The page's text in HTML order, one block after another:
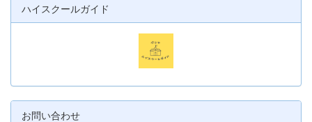
ハイスクールガイド
お問い合わせ